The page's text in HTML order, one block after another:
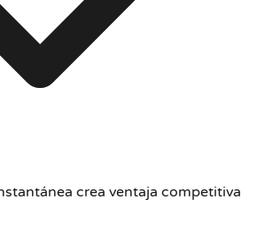
crea ventaja competitiva